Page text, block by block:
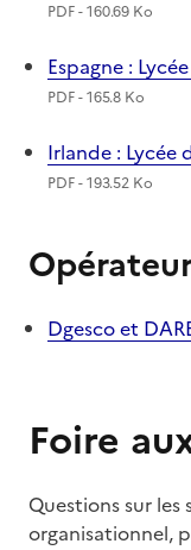
PDF - 160.69 Ko
Espagne :
PDF - 165.8 Ko
Irlande : Lycée
PDF - 193.52 Ko
Dgesco et
Foire
Questions sur
organisationnel,